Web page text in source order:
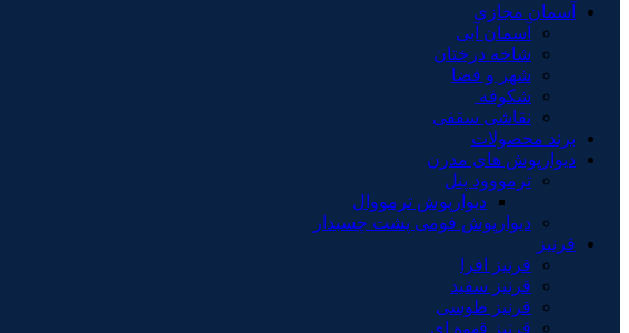
آسمان مجازی
آسمان آبی
شاخه درختان
شهر و فضا
شکوفه
نقاشی سقفی
برند محصولات
دیوارپوش های مدرن
ترمووود پنل
دیوارپوش ترمووال
دیوارپوش فومی پشت چسبدار
قرنیز
قرنیز افرا
قرنیز سفید
قرنیز طوسی
قرنیز قهوه ای